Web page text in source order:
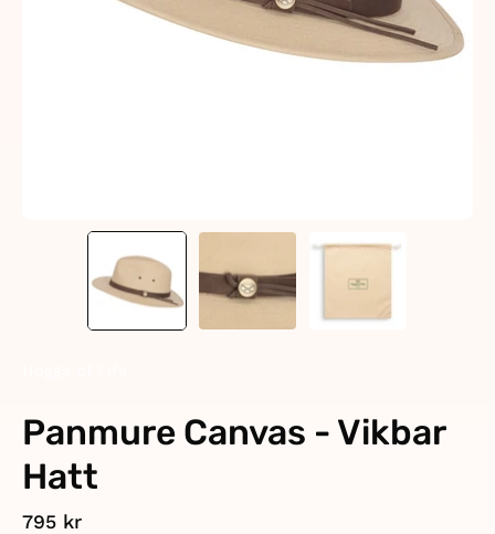
Panmure Canvas - Vikbar
Hatt
795 kr